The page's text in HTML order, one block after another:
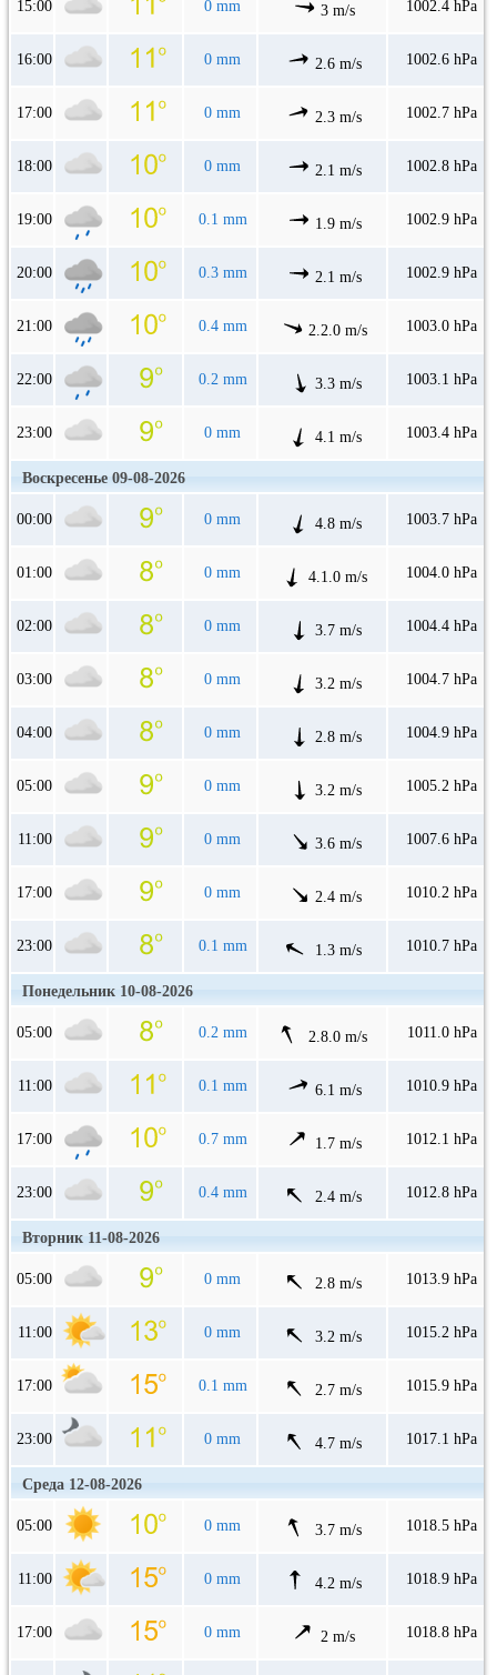
15:00 0 mm 3 m/s 1002.4 hPa
16:00 0 mm 2.6 m/s 1002.6 hPa
17:00 0 mm 2.3 m/s 1002.7 hPa
18:00 0 mm 2.1 m/s 1002.8 hPa
19:00 0.1 mm 1.9 m/s 1002.9 hPa
20:00 0.3 mm 2.1 m/s 1002.9 hPa
21:00 0.4 mm 2.2.0 m/s 1003.0 hPa
22:00 0.2 mm 3.3 m/s 1003.1 hPa
23:00 0 mm 4.1 m/s 1003.4 hPa
Воскресенье 09-08-2026
00:00 0 mm 4.8 m/s 1003.7 hPa
01:00 0 mm 4.1.0 m/s 1004.0 hPa
02:00 0 mm 3.7 m/s 1004.4 hPa
03:00 0 mm 3.2 m/s 1004.7 hPa
04:00 0 mm 2.8 m/s 1004.9 hPa
05:00 0 mm 3.2 m/s 1005.2 hPa
11:00 0 mm 3.6 m/s 1007.6 hPa
17:00 0 mm 2.4 m/s 1010.2 hPa
23:00 0.1 mm 1.3 m/s 1010.7 hPa
Понедельник 10-08-2026
05:00 0.2 mm 2.8.0 m/s 1011.0 hPa
11:00 0.1 mm 6.1 m/s 1010.9 hPa
17:00 0.7 mm 1.7 m/s 1012.1 hPa
23:00 0.4 mm 2.4 m/s 1012.8 hPa
Вторник 11-08-2026
05:00 0 mm 2.8 m/s 1013.9 hPa
11:00 0 mm 3.2 m/s 1015.2 hPa
17:00 0.1 mm 2.7 m/s 1015.9 hPa
23:00 0 mm 4.7 m/s 1017.1 hPa
Среда 12-08-2026
05:00 0 mm 3.7 m/s 1018.5 hPa
11:00 0 mm 4.2 m/s 1018.9 hPa
17:00 0 mm 2 m/s 1018.8 hPa